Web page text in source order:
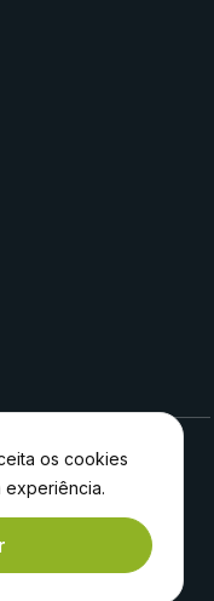
os cookies
experiência.